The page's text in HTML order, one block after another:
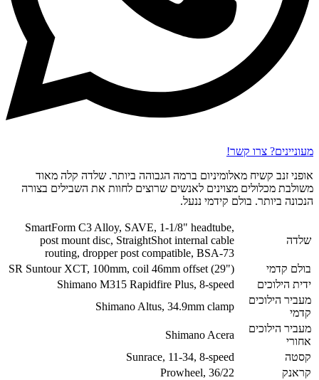
מעוניינים? צרו קשר!
אופני זנב קשיח מאלומיניום ברמה הגבוהה ביותר. שלדה קלה מאוד
משולבת מכלולים מצוינים לאנשים שרוצים לחוות את השבילים בצורה
הנכונה ביותר. בולם קידמי ננעל.
שלדה
SmartForm C3 Alloy, SAVE, 1-1/8" headtube,
post mount disc, StraightShot internal cable
routing, dropper post compatible, BSA-73
בולם קדמי
SR Suntour XCT, 100mm, coil 46mm offset (29")
ידית הילוכים
Shimano M315 Rapidfire Plus, 8-speed
מעביר הילוכים
קדמי
Shimano Altus, 34.9mm clamp
מעביר הילוכים
אחורי
Shimano Acera
קסטה
Sunrace, 11-34, 8-speed
קראנק
Prowheel, 36/22